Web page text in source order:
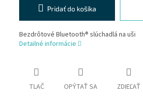
Pridať do košíka
Bezdrôtové Bluetooth® slúchadlá na uši
Detailné informácie
TLAČ OPÝTAŤ SA ZDIEĽAŤ